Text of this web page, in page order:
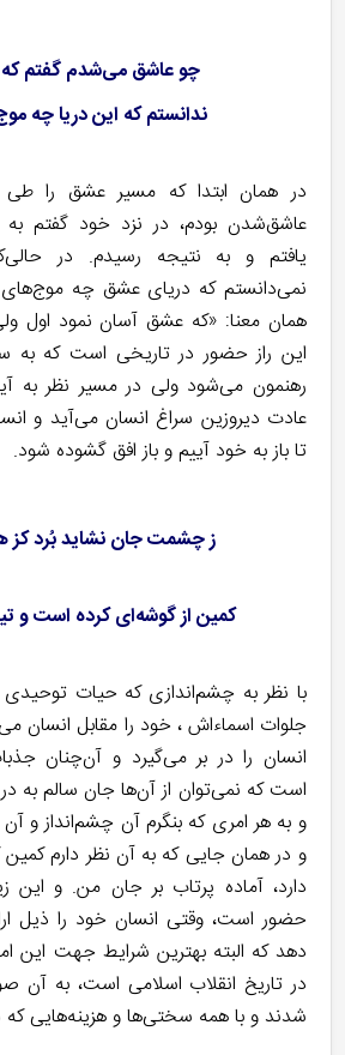
چو عاشق می‌شدم گفتم
ندانستم که این دریا چه
در همان ابتدا که مسیر عشق را
عاشق‌شدن بودم، در نزد خود گفتم
یافتم و به نتیجه رسیدم. در
نمی‌دانستم که دریای عشق چه موج‌های
همان معنا: «که عشق آسان نمود اول
این راز حضور در تاریخی است که به
رهنمون می‌شود ولی در مسیر نظر به
عادت دیروزین سراغ انسان می‌آید و
تا باز به خود آییم و باز افق گشوده شود.
ز چشمت جان نشاید بُرد
کمین از گوشه‌ای کرده‌ است و تیر
با نظر به چشم‌اندازی که حیات توحیدی
جلوات اسماء‌اش ، خود را مقابل انسان
انسان را در بر می‌گیرد و آن‌چنان
است که نمی‌توان از آن‌ها جان سالم به در
و به هر امری که بنگرم آن چشم‌انداز و
و در همان جایی که به آن نظر دارم
دارد، آماده پرتاب بر جان من. و این
حضور است، وقتی انسان خود را ذیل
دهد که البته بهترین شرایط جهت این
در تاریخ انقلاب اسلامی است، به آن
شدند و با همه سختی‌ها و هزینه‌‌هایی که